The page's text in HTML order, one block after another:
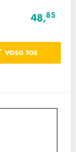
48,85
VOEG TOE